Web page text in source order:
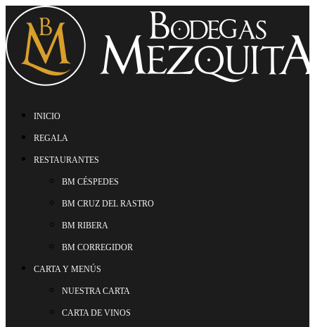
INICIO
REGALA
RESTAURANTES
BM CÉSPEDES
BM CRUZ DEL RASTRO
BM RIBERA
BM CORREGIDOR
CARTA Y MENÚS
NUESTRA CARTA
CARTA DE VINOS